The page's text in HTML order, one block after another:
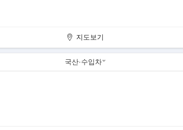
지도보기